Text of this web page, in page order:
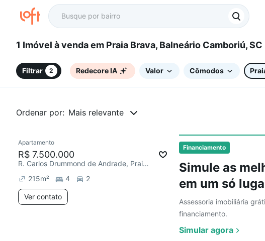
1 Imóvel à venda em Praia Brava, Balneário Camboriú, SC
Filtrar 2 Redecore IA Valor Cômodos
Ordenar por: Mais relevante
Financiamento
Simule as
em um só
Assessoria imobiliária
financiamento.
Simular agora
Redecorar
Apartamento
R$ 7.500.000
R. Carlos Drummond de Andrade, Praia Brava
215m² 4 2
Ver contato